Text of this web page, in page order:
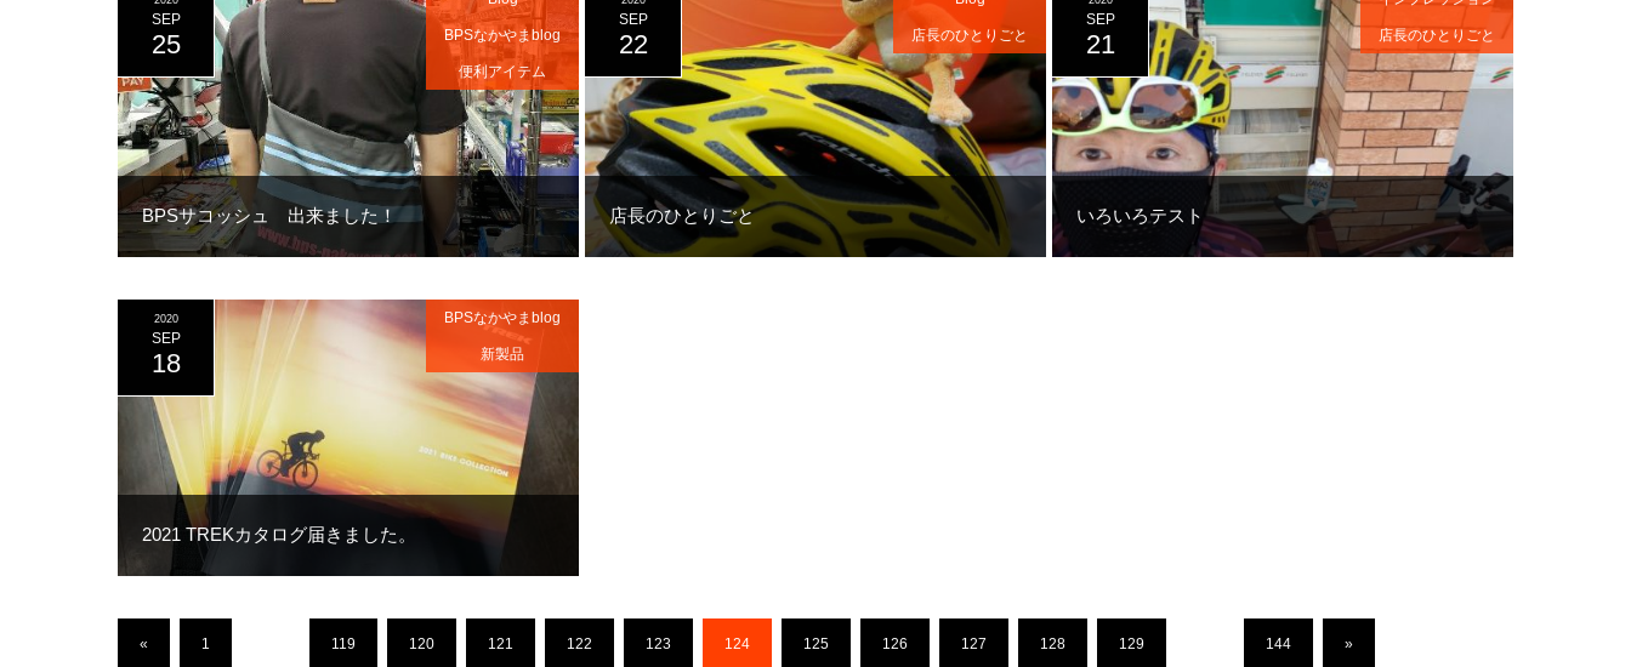
BPSサコッシュ 出来ました！
SEP
25 BPSなかやまblog
便利アイテム
店長のひとりごと
SEP
22 店長のひとりごと
いろいろテスト
SEP
21 店長のひとりごと
2021 TREKカタログ届きました。
2020
SEP
18
BPSなかやまblog
新製品
« 1 119 120 121 122 123 124 125 126 127 128 129 144 »